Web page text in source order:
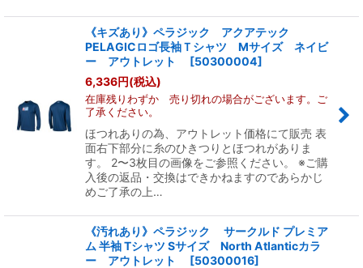
《キズあり》ペラジック アクアテック
PELAGICロゴ長袖Ｔシャツ Mサイズ ネイビ
ー アウトレット
[50300004]
6,336円(税込)
在庫残りわずか 売り切れの場合がございます。ご
了承ください。
ほつれありの為、アウトレット価格にて販売 表
面右下部分に糸のひきつりとほつれがありま
す。 2〜3枚目の画像をご参照ください。 ※ご購
入後の返品・交換はできかねますのであらかじ
めご了承の上…
《汚れあり》ペラジック サークルド プレミア
ム 半袖 Tシャツ Sサイズ North Atlanticカラ
ー アウトレット
[50300016]